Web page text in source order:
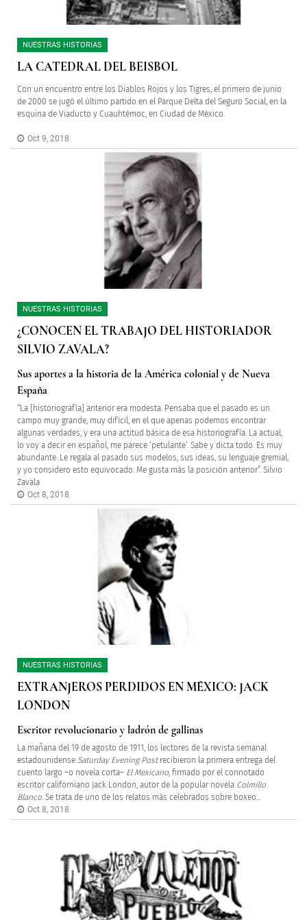
NUESTRAS HISTORIAS
LA CATEDRAL DEL BEISBOL
Con un encuentro entre los Diablos Rojos y los Tigres, el primero de junio
de 2000 se jugó el último partido en el Parque Delta del Seguro Social, en la
esquina de Viaducto y Cuauhtémoc, en Ciudad de México.
Oct 9, 2018
NUESTRAS HISTORIAS
¿CONOCEN EL TRABAJO DEL HISTORIADOR
SILVIO ZAVALA?
Sus aportes a la historia de la América colonial y de Nueva
España
“La [historiografía] anterior era modesta. Pensaba que el pasado es un
campo muy grande, muy difícil, en el que apenas podemos encontrar
algunas verdades, y era una actitud básica de esa historiografía. La actual,
lo voy a decir en español, me parece ‘petulante’. Sabe y dicta todo. Es muy
abundante. Le regala al pasado sus modelos, sus ideas, su lenguaje gremial,
y yo considero esto equivocado. Me gusta más la posición anterior”. Silvio
Zavala
Oct 8, 2018
NUESTRAS HISTORIAS
EXTRANJEROS PERDIDOS EN MÉXICO: JACK
LONDON
Escritor revolucionario y ladrón de gallinas
La mañana del 19 de agosto de 1911, los lectores de la revista semanal
estadounidense Saturday Evening Postrecibieron la primera entrega del
cuento largo –o novela corta– El Mexicano, firmado por el connotado
escritor californiano Jack London, autor de la popular novela Colmillo
Blanco. Se trata de uno de los relatos más celebrados sobre boxeo...
Oct 8, 2018